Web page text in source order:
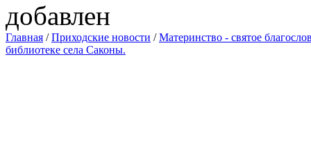
добавлен
Главная /Приходские новости /Материнство - святое
библиотеке села Саконы.